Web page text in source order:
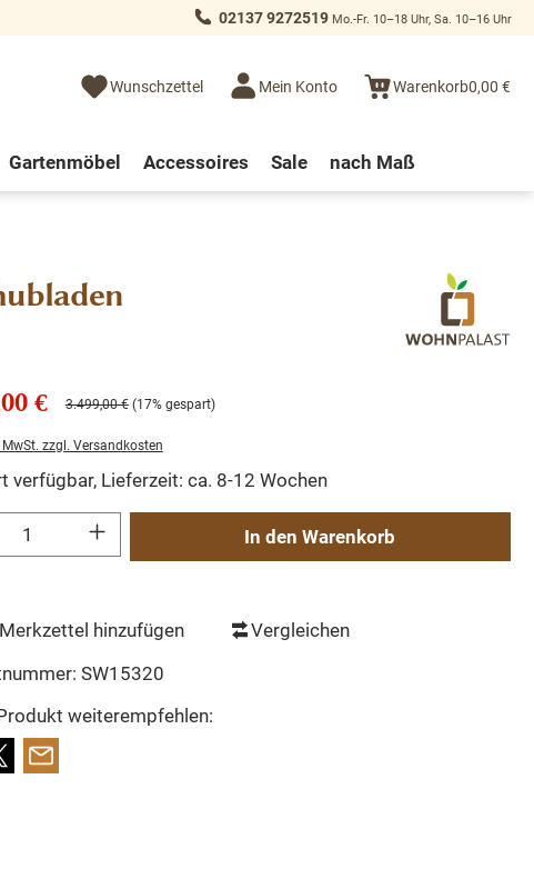
02137 9272519 Mo.-Fr. 10–18 Uhr, Sa. 10–16 Uhr
Wunschzettel Mein Konto Warenkorb0,00 €
Gartenmöbel Accessoires Sale nach Maß
€ 3.499,00 € (17% gespart)
zzgl. Versandkosten
verfügbar, Lieferzeit: ca. 8-12 Wochen
Gib den gewünschten Wert ein oder benutze die Schaltflächen um die Anzahl zu
In den Warenkorb
hinzufügen
Vergleichen
SW15320
weiterempfehlen: